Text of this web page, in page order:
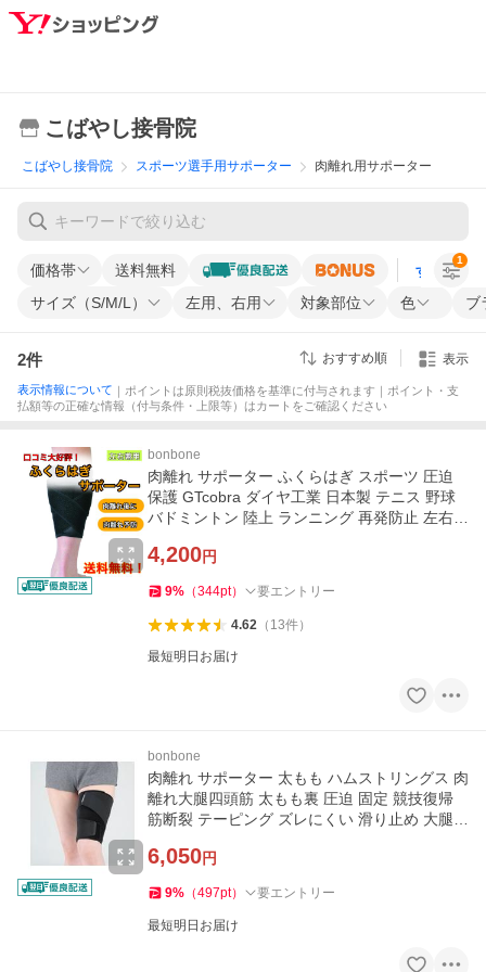
こばやし接骨院
こばやし接骨院 スポーツ選手用サポーター 肉離れ用サポーター
価格帯 送料無料 すべての条
サイズ（S/M/L） 左用、右用 対象部位 色 ブ
1
2件 おすすめ順 表示
表示情報について ｜ポイントは原則税抜価格を基準に付与されます｜ポイント・支
払額等の正確な情報（付与条件・上限等）はカートをご確認ください
bonbone
肉離れ サポーター ふくらはぎ スポーツ 圧迫
保護 GTcobra ダイヤ工業 日本製 テニス 野球
バドミントン 陸上 ランニング 再発防止 左右兼
4,200円
9% （344pt） 要エントリー
4.62（ 13件）
最短明日お届け
bonbone
肉離れ サポーター 太もも ハムストリングス 肉
離れ大腿四頭筋 太もも裏 圧迫 固定 競技復帰
筋断裂 テーピング ズレにくい 滑り止め 大腿部
6,050円
9% （497pt） 要エントリー
最短明日お届け